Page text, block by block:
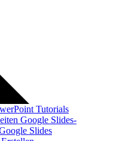
Tutorials
Google Slides-
Slides